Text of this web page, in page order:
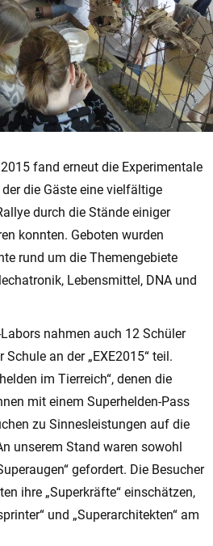
fand erneut die Experimentale
die Gäste eine vielfältige
durch die Stände einiger
konnten. Geboten wurden
rund um die Themengebiete
Lebensmittel, DNA und
nahmen auch 12 Schüler
an der „EXE2015“ teil.
im Tierreich“, denen die
mit einem Superhelden-Pass
zu Sinnesleistungen auf die
unserem Stand waren sowohl
gefordert. Die Besucher
ihre „Superkräfte“ einschätzen,
und „Superarchitekten“ am